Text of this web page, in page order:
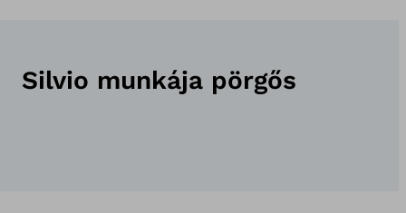
Silvio munkája pörgős